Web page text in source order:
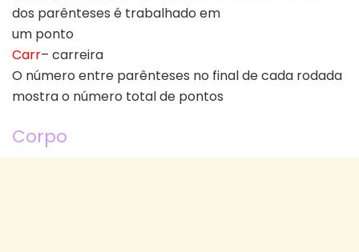
dos parênteses é trabalhado em
um ponto
Carr– carreira
O número entre parênteses no final de cada rodada
mostra o número total de pontos
Corpo